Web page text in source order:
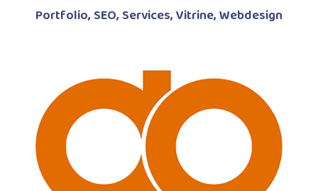
Portfolio, SEO, Services,Vitrine,Webdesign